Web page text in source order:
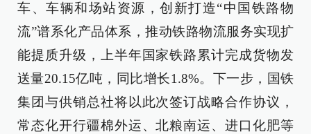
车、车辆和场站资源，创新打造“中国铁路物
流”谱系化产品体系，推动铁路物流服务实现扩
能提质升级，上半年国家铁路累计完成货物发
送量20.15亿吨，同比增长1.8%。下一步，国铁
集团与供销总社将以此次签订战略合作协议，
常态化开行疆棉外运、北粮南运、进口化肥等